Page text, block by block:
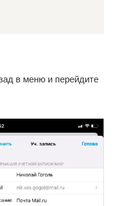
в меню и перейдите